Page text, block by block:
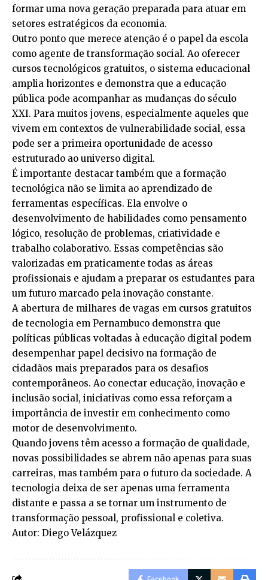
formar uma nova geração preparada para atuar em
setores estratégicos da economia.
Outro ponto que merece atenção é o papel da escola
como agente de transformação social. Ao oferecer
cursos tecnológicos gratuitos, o sistema educacional
amplia horizontes e demonstra que a educação
pública pode acompanhar as mudanças do século
XXI. Para muitos jovens, especialmente aqueles que
vivem em contextos de vulnerabilidade social, essa
pode ser a primeira oportunidade de acesso
estruturado ao universo digital.
É importante destacar também que a formação
tecnológica não se limita ao aprendizado de
ferramentas específicas. Ela envolve o
desenvolvimento de habilidades como pensamento
lógico, resolução de problemas, criatividade e
trabalho colaborativo. Essas competências são
valorizadas em praticamente todas as áreas
profissionais e ajudam a preparar os estudantes para
um futuro marcado pela inovação constante.
A abertura de milhares de vagas em cursos gratuitos
de tecnologia em Pernambuco demonstra que
políticas públicas voltadas à educação digital podem
desempenhar papel decisivo na formação de
cidadãos mais preparados para os desafios
contemporâneos. Ao conectar educação, inovação e
inclusão social, iniciativas como essa reforçam a
importância de investir em conhecimento como
motor de desenvolvimento.
Quando jovens têm acesso a formação de qualidade,
novas possibilidades se abrem não apenas para suas
carreiras, mas também para o futuro da sociedade. A
tecnologia deixa de ser apenas uma ferramenta
distante e passa a se tornar um instrumento de
transformação pessoal, profissional e coletiva.
Autor: Diego Velázquez